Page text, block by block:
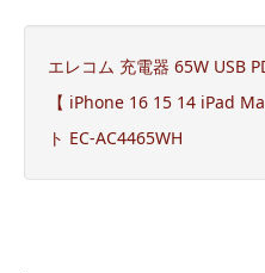
エレコム 充電器 65W USB
【 iPhone 16 15 14 iPad
ト EC-AC4465WH